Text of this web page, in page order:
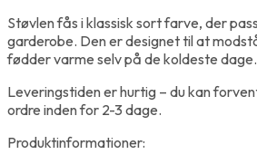
Støvlen fås i klassisk sort farve, der
garderobe. Den er designet til at
fødder varme selv på de koldeste dage.
Leveringstiden er hurtig – du kan
ordre inden for 2-3 dage.
Produktinformationer: